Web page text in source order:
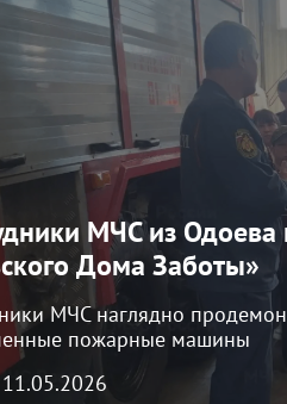
МЧС из
Дома Заботы»
МЧС наглядно
пожарные машины